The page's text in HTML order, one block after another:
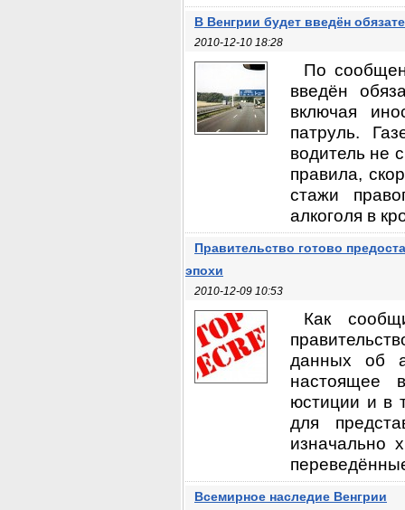
В Венгрии будет введён
2010-12-10 18:28
По
введён
включая
патруль.
водитель не
правила,
стажи
алкоголя в
Правительство готово
эпохи
2010-12-09 10:53
Как
данных об
настоящее
юстиции и в
для
изначально
Всемирное наследие Венгрии